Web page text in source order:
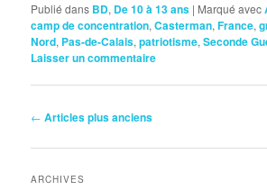
Publié dans BD, De 10 à 13 ans | Marqué avec
camp de concentration,Casterman,France,
Nord, Pas-de-Calais,patriotisme,Seconde
Laisser un commentaire
Navigation
articles
← Articles plus anciens
ARCHIVES